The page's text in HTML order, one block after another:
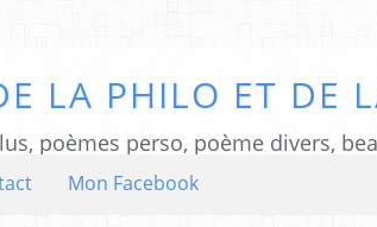
LA PHILO ET DE
poèmes perso, poème divers,
Mon Facebook